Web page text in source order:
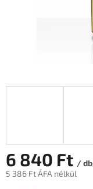
6 840 Ft / db
5 386 Ft ÁFA nélkül